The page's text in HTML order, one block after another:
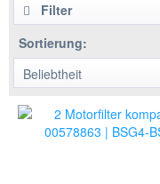
Filter
Sortierung: